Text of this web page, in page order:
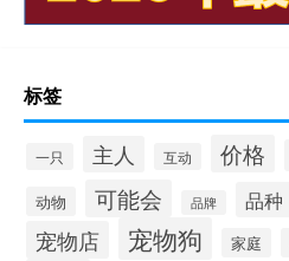
标签
一只 主人 互动 价格
动物 可能会 品牌 品种
宠物店 宠物狗 家庭